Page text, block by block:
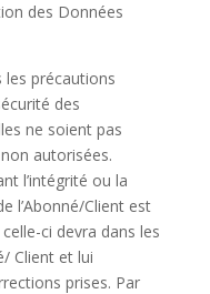
des Données
les précautions
des
ne soient pas
autorisées.
l’intégrité ou la
l’Abonné/Client est
ci devra dans les
Client et lui
prises. Par